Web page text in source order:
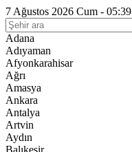
7 Ağustos 2026 Cum - 05:39
Adana
Adıyaman
Afyonkarahisar
Ağrı
Amasya
Ankara
Antalya
Artvin
Aydın
Balıkesir